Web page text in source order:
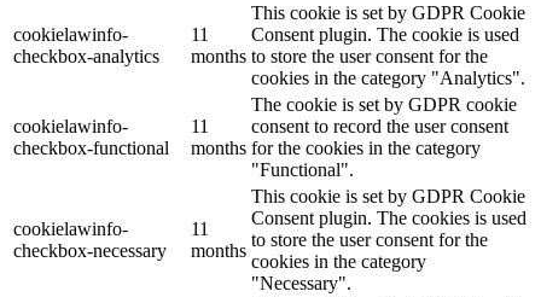
cookielawinfo-
checkbox-analytics
11
months
This cookie is set by GDPR Cookie
Consent plugin. The cookie is used
to store the user consent for the
cookies in the category "Analytics".
cookielawinfo-
checkbox-functional
11
months
The cookie is set by GDPR cookie
consent to record the user consent
for the cookies in the category
"Functional".
cookielawinfo-
checkbox-necessary
11
months
This cookie is set by GDPR Cookie
Consent plugin. The cookies is used
to store the user consent for the
cookies in the category
"Necessary".